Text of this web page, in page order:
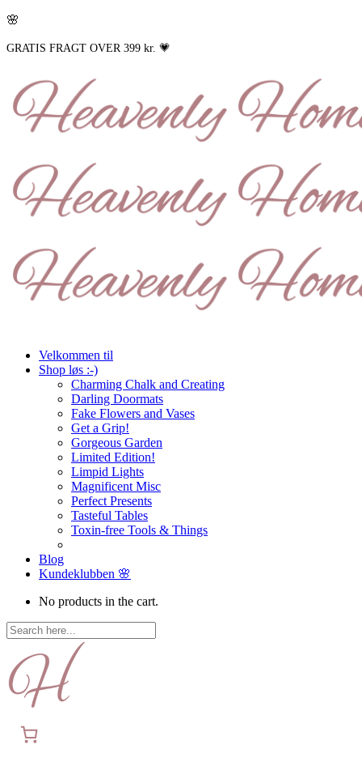
🌸
GRATIS FRAGT OVER 399 kr. 💗
Velkommen til
Shop løs :-)
Charming Chalk and Creating
Darling Doormats
Fake Flowers and Vases
Get a Grip!
Gorgeous Garden
Limited Edition!
Limpid Lights
Magnificent Misc
Perfect Presents
Tasteful Tables
Toxin-free Tools & Things
Blog
Kundeklubben 🌸
No products in the cart.